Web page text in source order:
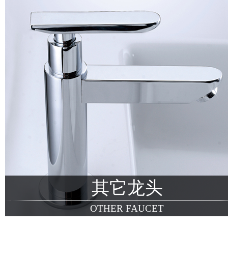
其它龙头
OTHER FAUCET